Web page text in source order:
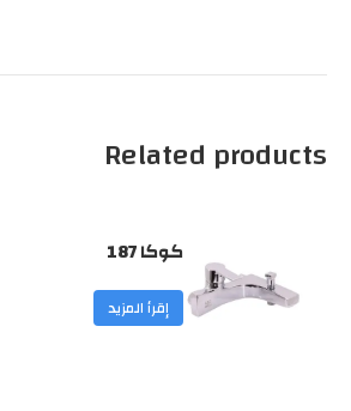
Related products
كوكا 187
إقرأ المزيد